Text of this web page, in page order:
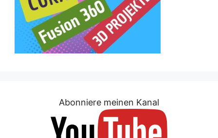
Abonniere meinen Kanal